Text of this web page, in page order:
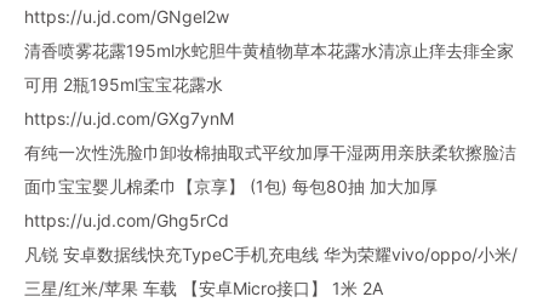
https://u.jd.com/GNgel2w
清香喷雾花露195ml水蛇胆牛黄植物草本花露水清凉止痒去痱全家
可用 2瓶195ml宝宝花露水
https://u.jd.com/GXg7ynM
有纯一次性洗脸巾卸妆棉抽取式平纹加厚干湿两用亲肤柔软擦脸洁
面巾宝宝婴儿棉柔巾【京享】 (1包) 每包80抽 加大加厚
https://u.jd.com/Ghg5rCd
凡锐 安卓数据线快充TypeC手机充电线 华为荣耀vivo/oppo/小米/
三星/红米/苹果 车载 【安卓Micro接口】 1米 2A